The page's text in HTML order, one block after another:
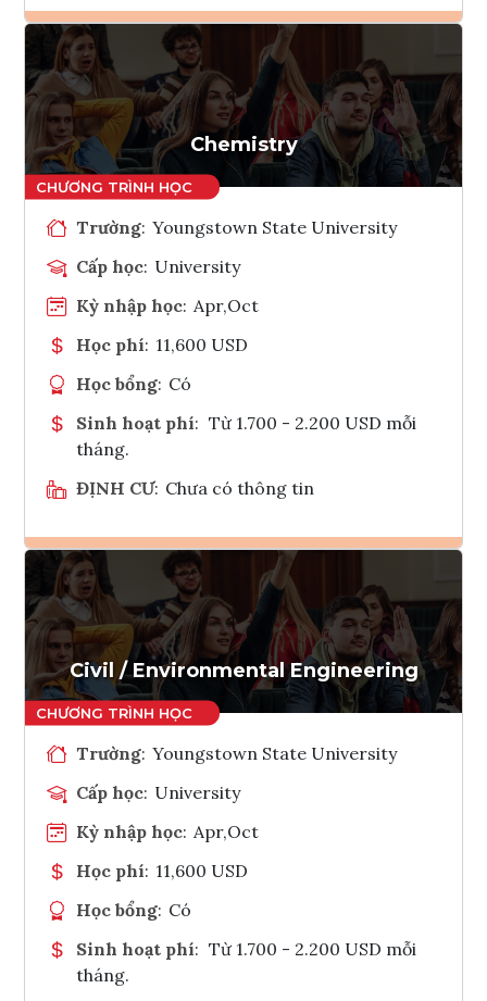
Ghi danh
Tham vấn Interlink
Chemistry
Trường: Youngstown State University
Cấp học: University
Kỳ nhập học: Apr,Oct
Học phí: 11,600 USD
Học bổng: Có
Sinh hoạt phí: Từ 1.700 - 2.200 USD mỗi
tháng.
ĐỊNH CƯ: Chưa có thông tin
Ghi danh
Tham vấn Interlink
Civil / Environmental Engineering
Trường: Youngstown State University
Cấp học: University
Kỳ nhập học: Apr,Oct
Học phí: 11,600 USD
Học bổng: Có
Sinh hoạt phí: Từ 1.700 - 2.200 USD mỗi
tháng.